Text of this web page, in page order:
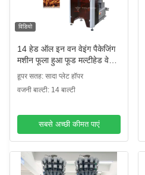
विडियो
14 हेड ऑल इन वन वेइंग पैकेजिंग
मशीन फूला हुआ फूड मल्टीहेड वेगर
हूपर सतह: सादा प्लेट हॉपर
वजनी बाल्टी: 14 बाल्टी
सबसे अच्छी कीमत पाएं